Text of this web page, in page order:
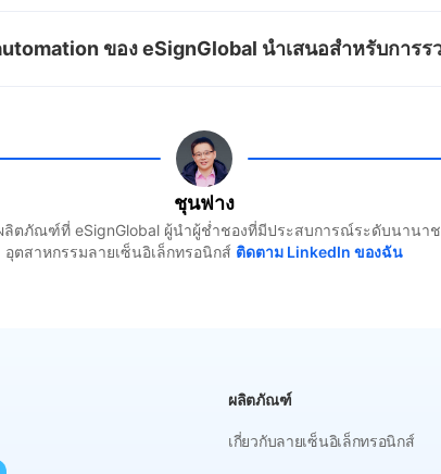
ย ทำให้เป็นสิ่งจำเป็นสำหรับการอัตโนมัติสำนักงาน
รื่นระหว่างแพลตฟอร์ม CRM เช่น Salesforce และ
ของ eSignGlobal นำเสนอสำหรับการร
ดการการลงนามเอกสาร มันรวมตรงกับการแมปข้อ
มที่ยืดหยุ่น (เดี่ยว ลำดับ หรือขนาน) และสร้างบน
JSON สำหรับการรวมที่ง่าย
ชุนฟาง
ลิตภัณฑ์ที่ eSignGlobal ผู้นำผู้ช่ำชองที่มีประสบการณ์ระดับนานา
อุตสาหกรรมลายเซ็นอิเล็กทรอนิกส์ ติดตาม LinkedIn ของฉัน
ผลิตภัณฑ์
เกี่ยวกับลายเซ็นอิเล็กทรอนิกส์